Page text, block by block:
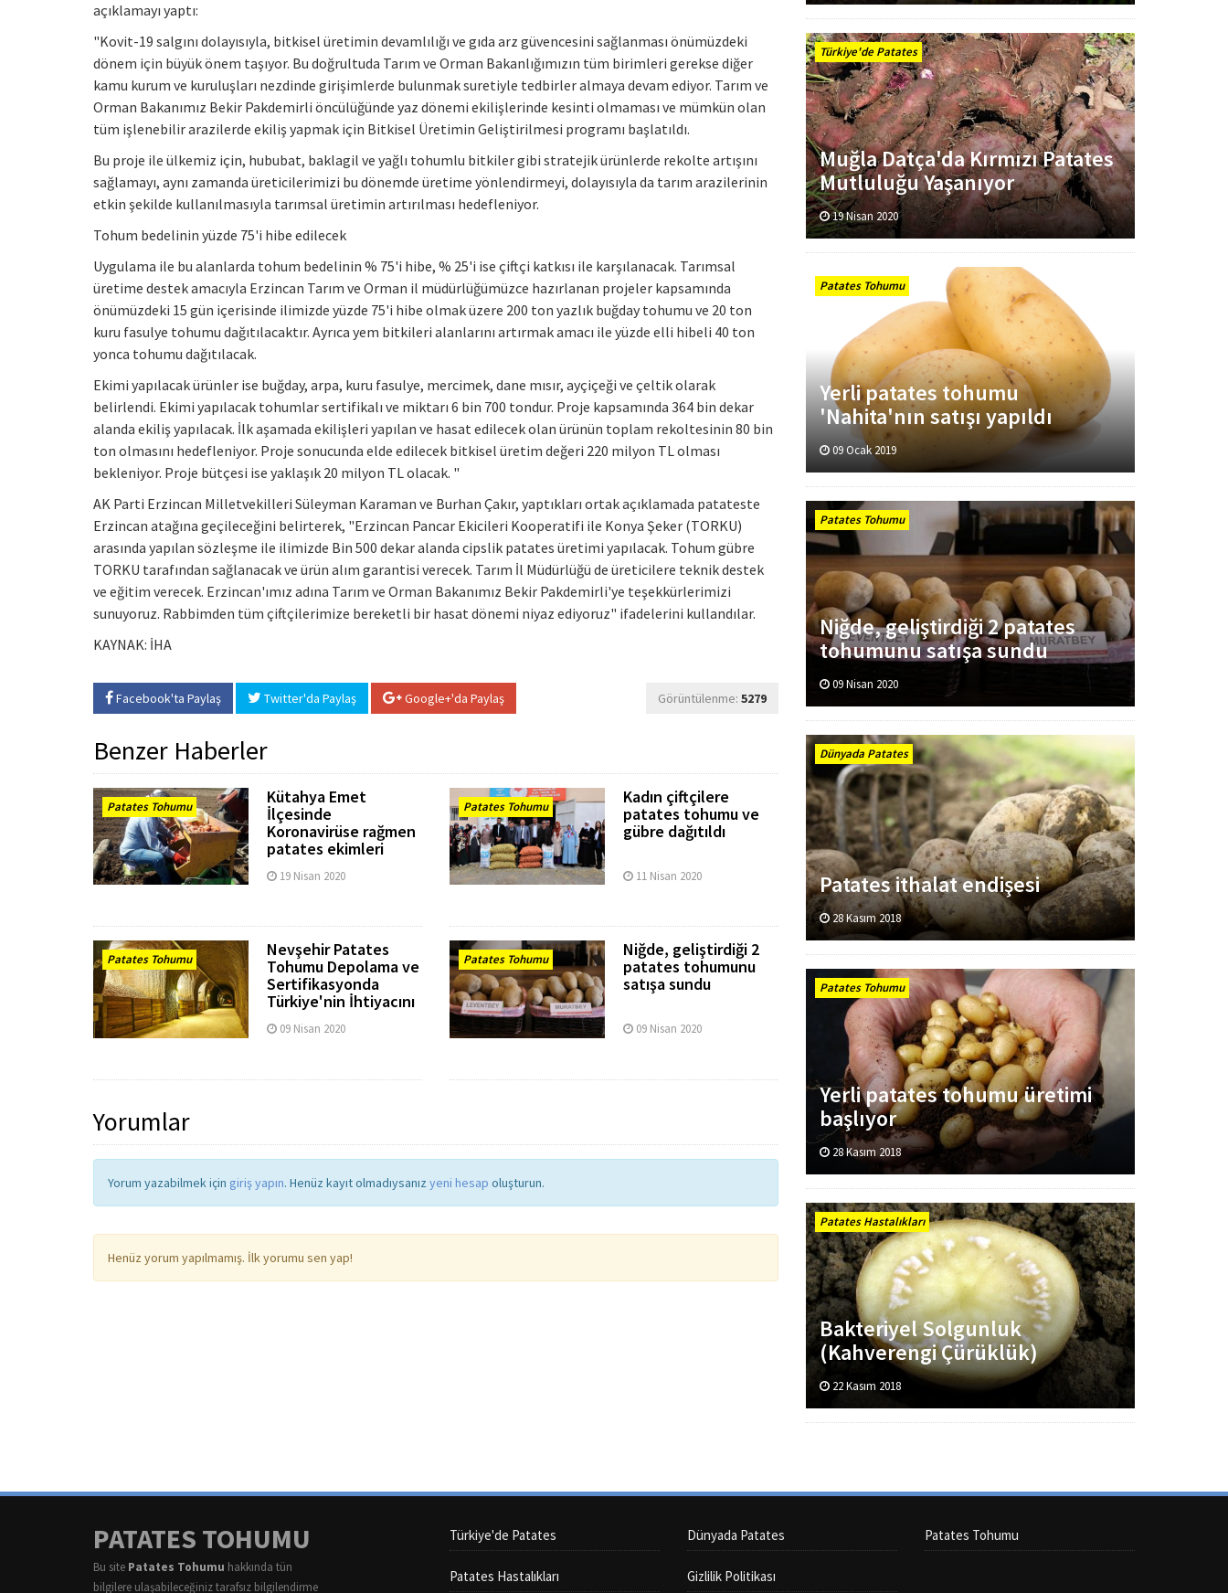
açıklamayı yaptı:
"Kovit-19 salgını dolayısıyla, bitkisel üretimin devamlılığı ve gıda arz güvencesini sağlanması önümüzdeki
dönem için büyük önem taşıyor. Bu doğrultuda Tarım ve Orman Bakanlığımızın tüm birimleri gerekse diğer
kamu kurum ve kuruluşları nezdinde girişimlerde bulunmak suretiyle tedbirler almaya devam ediyor. Tarım ve
Orman Bakanımız Bekir Pakdemirli öncülüğünde yaz dönemi ekilişlerinde kesinti olmaması ve mümkün olan
tüm işlenebilir arazilerde ekiliş yapmak için Bitkisel Üretimin Geliştirilmesi programı başlatıldı.
Bu proje ile ülkemiz için, hububat, baklagil ve yağlı tohumlu bitkiler gibi stratejik ürünlerde rekolte artışını
sağlamayı, aynı zamanda üreticilerimizi bu dönemde üretime yönlendirmeyi, dolayısıyla da tarım arazilerinin
etkin şekilde kullanılmasıyla tarımsal üretimin artırılması hedefleniyor.
Tohum bedelinin yüzde 75'i hibe edilecek
Uygulama ile bu alanlarda tohum bedelinin % 75'i hibe, % 25'i ise çiftçi katkısı ile karşılanacak. Tarımsal
üretime destek amacıyla Erzincan Tarım ve Orman il müdürlüğümüzce hazırlanan projeler kapsamında
önümüzdeki 15 gün içerisinde ilimizde yüzde 75'i hibe olmak üzere 200 ton yazlık buğday tohumu ve 20 ton
kuru fasulye tohumu dağıtılacaktır. Ayrıca yem bitkileri alanlarını artırmak amacı ile yüzde elli hibeli 40 ton
yonca tohumu dağıtılacak.
Ekimi yapılacak ürünler ise buğday, arpa, kuru fasulye, mercimek, dane mısır, ayçiçeği ve çeltik olarak
belirlendi. Ekimi yapılacak tohumlar sertifikalı ve miktarı 6 bin 700 tondur. Proje kapsamında 364 bin dekar
alanda ekiliş yapılacak. İlk aşamada ekilişleri yapılan ve hasat edilecek olan ürünün toplam rekoltesinin 80 bin
ton olmasını hedefleniyor. Proje sonucunda elde edilecek bitkisel üretim değeri 220 milyon TL olması
bekleniyor. Proje bütçesi ise yaklaşık 20 milyon TL olacak. "
AK Parti Erzincan Milletvekilleri Süleyman Karaman ve Burhan Çakır, yaptıkları ortak açıklamada patateste
Erzincan atağına geçileceğini belirterek, "Erzincan Pancar Ekicileri Kooperatifi ile Konya Şeker (TORKU)
arasında yapılan sözleşme ile ilimizde Bin 500 dekar alanda cipslik patates üretimi yapılacak. Tohum gübre
TORKU tarafından sağlanacak ve ürün alım garantisi verecek. Tarım İl Müdürlüğü de üreticilere teknik destek
ve eğitim verecek. Erzincan'ımız adına Tarım ve Orman Bakanımız Bekir Pakdemirli'ye teşekkürlerimizi
sunuyoruz. Rabbimden tüm çiftçilerimize bereketli bir hasat dönemi niyaz ediyoruz" ifadelerini kullandılar.
KAYNAK: İHA
Facebook'ta Paylaş Twitter'da Paylaş Google+'da Paylaş Görüntülenme: 5279
Benzer Haberler
Patates Tohumu
Kütahya Emet
İlçesinde
Koronavirüse rağmen
patates ekimleri
sürüyor.
19 Nisan 2020
Patates Tohumu
Kadın çiftçilere
patates tohumu ve
gübre dağıtıldı
11 Nisan 2020
Patates Tohumu
Nevşehir Patates
Tohumu Depolama ve
Sertifikasyonda
Türkiye'nin İhtiyacını
Karşılıyor
09 Nisan 2020
Patates Tohumu
Niğde, geliştirdiği 2
patates tohumunu
satışa sundu
09 Nisan 2020
Yorumlar
Yorum yazabilmek için giriş yapın. Henüz kayıt olmadıysanız yeni hesap oluşturun.
Henüz yorum yapılmamış. İlk yorumu sen yap!
Türkiye'de Patates
Muğla Datça'da Kırmızı Patates
Mutluluğu Yaşanıyor
19 Nisan 2020
Patates Tohumu
Yerli patates tohumu
'Nahita'nın satışı yapıldı
09 Ocak 2019
Patates Tohumu
Niğde, geliştirdiği 2 patates
tohumunu satışa sundu
09 Nisan 2020
Dünyada Patates
Patates ithalat endişesi
28 Kasım 2018
Patates Tohumu
Yerli patates tohumu üretimi
başlıyor
28 Kasım 2018
Patates Hastalıkları
Bakteriyel Solgunluk
(Kahverengi Çürüklük)
22 Kasım 2018
PATATES TOHUMU
Bu site Patates Tohumu hakkında tün
bilgilere ulaşabileceğiniz tarafsız bilgilendirme
Türkiye'de Patates Dünyada Patates Patates Tohumu
Patates Hastalıkları Gizlilik Politikası